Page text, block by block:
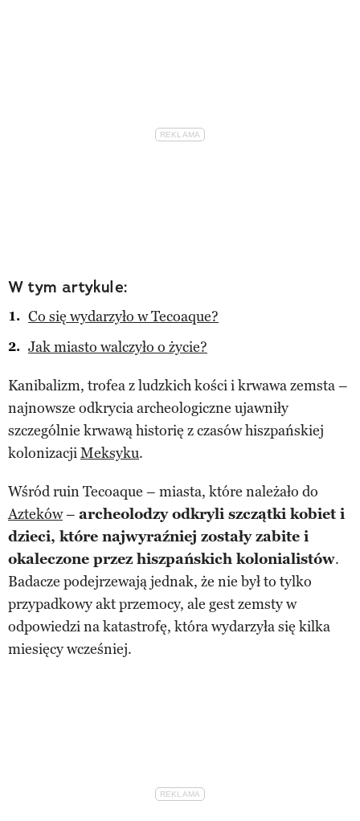
W tym artykule:
Co się wydarzyło w Tecoaque?
Jak miasto walczyło o życie?
Kanibalizm, trofea z ludzkich kości i krwawa zemsta –
najnowsze odkrycia archeologiczne ujawniły
szczególnie krwawą historię z czasów hiszpańskiej
kolonizacjiMeksyku.
Wśród ruin Tecoaque – miasta, które należało do
Azteków– archeolodzy odkryli szczątki kobiet i
dzieci, które najwyraźniej zostały zabite i
okaleczone przez hiszpańskich kolonialistów.
Badacze podejrzewają jednak, że nie był to tylko
przypadkowy akt przemocy, ale gest zemsty w
odpowiedzi na katastrofę, która wydarzyła się kilka
miesięcy wcześniej.